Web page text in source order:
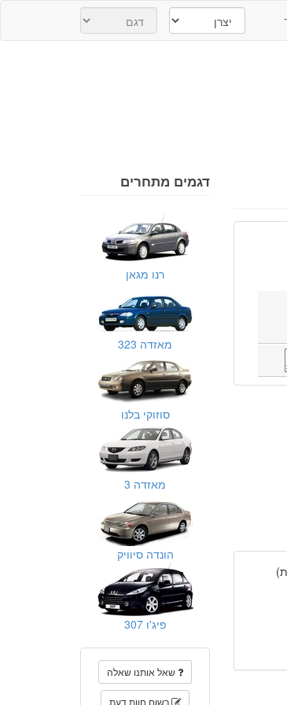
דגמים מתחרים
רנו מגאן
מאזדה 323
סוזוקי בלנו
מאזדה 3
הונדה סיוויק
פיג'ו 307
שאל אותנו שאלה
רשום חוות דעת